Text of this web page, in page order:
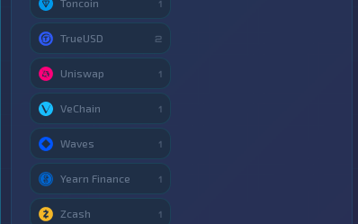
Toncoin 1
TrueUSD 2
Uniswap 1
VeChain 1
Waves 1
Yearn Finance 1
Zcash 1